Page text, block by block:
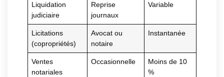
Liquidation
judiciaire
Reprise
journaux
Variable
Licitations
(copropriétés)
Avocat ou
notaire
Instantanée
Ventes
notariales
Occasionnelle
Moins de 10
%